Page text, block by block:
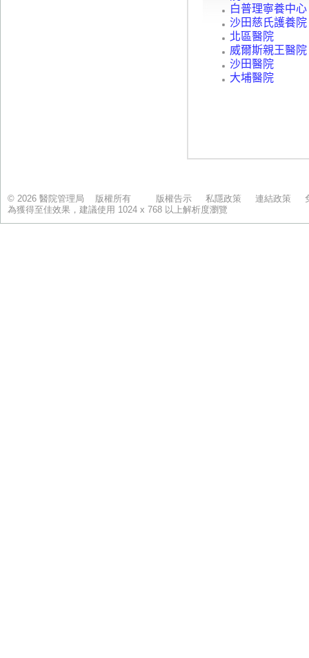
© 2026 醫院管理局 版權所有 版權告示 私隱政策 連結政策
為獲得至佳效果，建議使用 1024 x 768 以上解析度瀏覽